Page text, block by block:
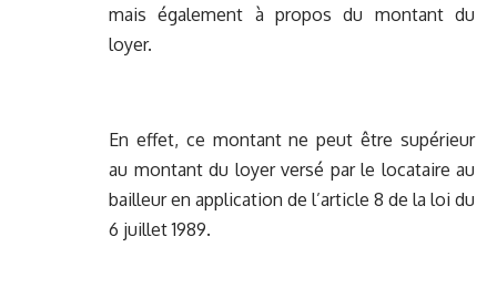
mais également à propos du montant du
loyer.
En effet, ce montant ne peut être supérieur
au montant du loyer versé par le locataire au
bailleur en application de l’article 8 de la loi du
6 juillet 1989.